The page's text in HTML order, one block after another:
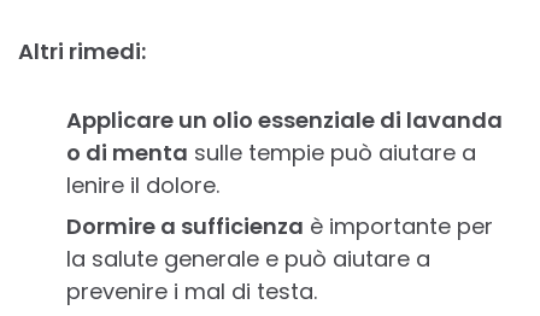
Altri rimedi:
Applicare un olio essenziale di lavanda
o di menta sulle tempie può aiutare a
lenire il dolore.
Dormire a sufficienza è importante per
la salute generale e può aiutare a
prevenire i mal di testa.